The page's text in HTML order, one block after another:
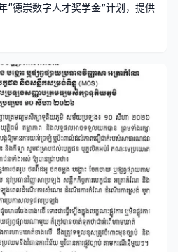
德崇数字人才奖学金”计划，提供